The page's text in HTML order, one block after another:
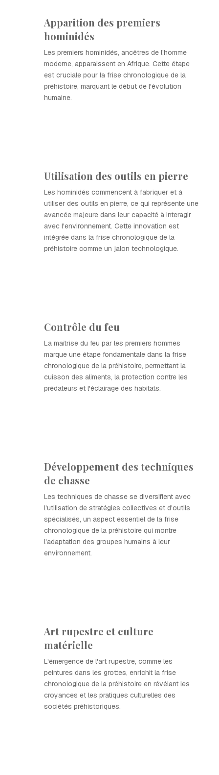
Apparition des premiers
hominidés
Les premiers hominidés, ancêtres de l'homme
moderne, apparaissent en Afrique. Cette étape
est cruciale pour la frise chronologique de la
préhistoire, marquant le début de l'évolution
humaine.
Utilisation des outils en pierre
Les hominidés commencent à fabriquer et à
utiliser des outils en pierre, ce qui représente une
avancée majeure dans leur capacité à interagir
avec l'environnement. Cette innovation est
intégrée dans la frise chronologique de la
préhistoire comme un jalon technologique.
Contrôle du feu
La maîtrise du feu par les premiers hommes
marque une étape fondamentale dans la frise
chronologique de la préhistoire, permettant la
cuisson des aliments, la protection contre les
prédateurs et l'éclairage des habitats.
Développement des techniques
de chasse
Les techniques de chasse se diversifient avec
l'utilisation de stratégies collectives et d'outils
spécialisés, un aspect essentiel de la frise
chronologique de la préhistoire qui montre
l'adaptation des groupes humains à leur
environnement.
Art rupestre et culture
matérielle
L'émergence de l'art rupestre, comme les
peintures dans les grottes, enrichit la frise
chronologique de la préhistoire en révélant les
croyances et les pratiques culturelles des
sociétés préhistoriques.